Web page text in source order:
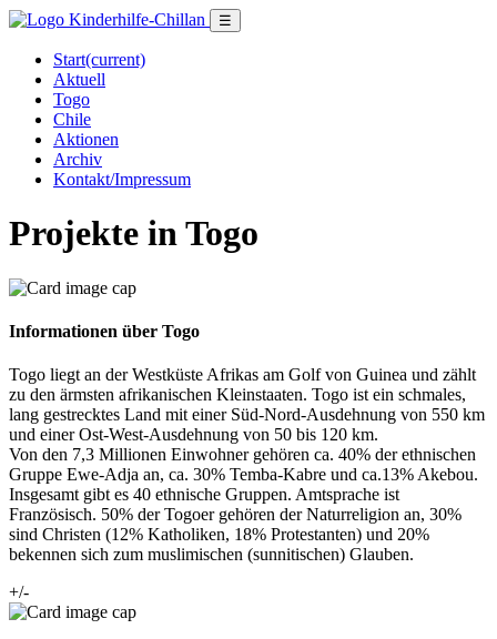
☰
Start(current)
Aktuell
Togo
Chile
Aktionen
Archiv
Kontakt/Impressum
Projekte in Togo
Informationen über Togo
Togo liegt an der Westküste Afrikas am Golf von Guinea und zählt
zu den ärmsten afrikanischen Kleinstaaten. Togo ist ein schmales,
lang gestrecktes Land mit einer Süd-Nord-Ausdehnung von 550 km
und einer Ost-West-Ausdehnung von 50 bis 120 km.
Von den 7,3 Millionen Einwohner gehören ca. 40% der ethnischen
Gruppe Ewe-Adja an, ca. 30% Temba-Kabre und ca.13% Akebou.
Insgesamt gibt es 40 ethnische Gruppen. Amtsprache ist
Französisch. 50% der Togoer gehören der Naturreligion an, 30%
sind Christen (12% Katholiken, 18% Protestanten) und 20%
bekennen sich zum muslimischen (sunnitischen) Glauben.
+/-